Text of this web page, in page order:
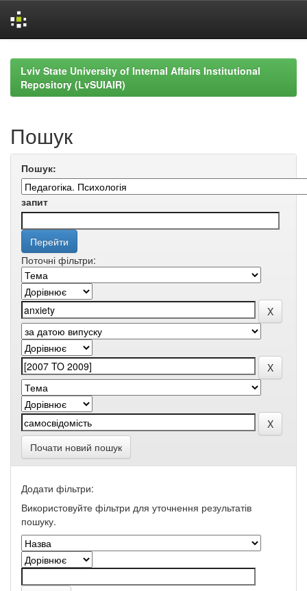
navigationLviv State University of Internal Affairs Institutional
Repository (LvSUIAIR)
Пошук
Пошук:
запит
Поточні фільтри:
Почати новий пошук
Додати фільтри:
Використовуйте фільтри для уточнення результатів
пошуку.